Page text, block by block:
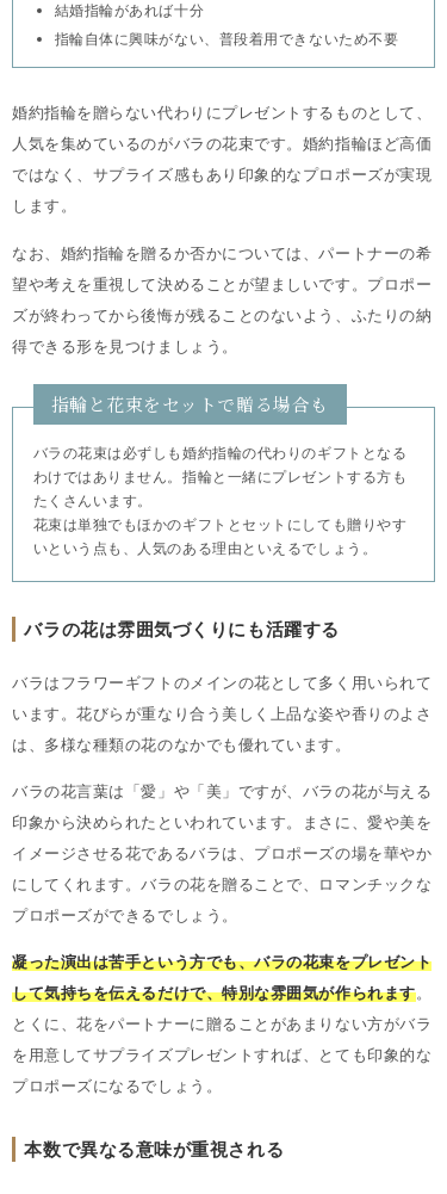
結婚指輪があれば十分
指輪自体に興味がない、普段着用できないため不要
婚約指輪を贈らない代わりにプレゼントするものとして、
人気を集めているのがバラの花束です。婚約指輪ほど高価
ではなく、サプライズ感もあり印象的なプロポーズが実現
します。
なお、婚約指輪を贈るか否かについては、パートナーの希
望や考えを重視して決めることが望ましいです。プロポー
ズが終わってから後悔が残ることのないよう、ふたりの納
得できる形を見つけましょう。
指輪と花束をセットで贈る場合も
バラの花束は必ずしも婚約指輪の代わりのギフトとなる
わけではありません。指輪と一緒にプレゼントする方も
たくさんいます。
花束は単独でもほかのギフトとセットにしても贈りやす
いという点も、人気のある理由といえるでしょう。
バラの花は雰囲気づくりにも活躍する
バラはフラワーギフトのメインの花として多く用いられて
います。花びらが重なり合う美しく上品な姿や香りのよさ
は、多様な種類の花のなかでも優れています。
バラの花言葉は「愛」や「美」ですが、バラの花が与える
印象から決められたといわれています。まさに、愛や美を
イメージさせる花であるバラは、プロポーズの場を華やか
にしてくれます。バラの花を贈ることで、ロマンチックな
プロポーズができるでしょう。
凝った演出は苦手という方でも、バラの花束をプレゼント
して気持ちを伝えるだけで、特別な雰囲気が作られます。
とくに、花をパートナーに贈ることがあまりない方がバラ
を用意してサプライズプレゼントすれば、とても印象的な
プロポーズになるでしょう。
本数で異なる意味が重視される